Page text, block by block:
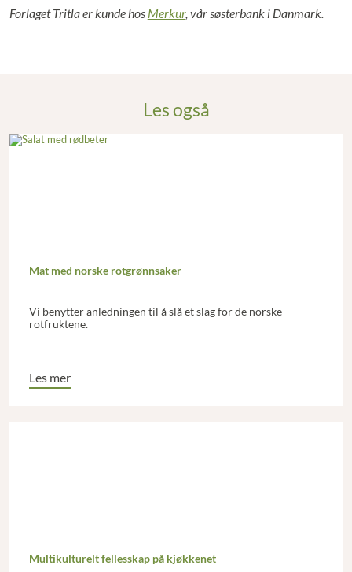
Forlaget Tritla er kunde hos Merkur, vår søsterbank i Danmark.
Les også
Mat med norske rotgrønnsaker
Vi benytter anledningen til å slå et slag for de norske
rotfruktene.
Les mer
Multikulturelt fellesskap på kjøkkenet